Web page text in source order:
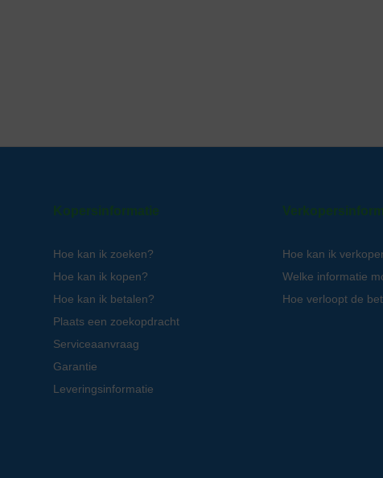
Kopersinformatie
Hoe kan ik zoeken?
Hoe kan ik kopen?
Hoe kan ik betalen?
Plaats een zoekopdracht
Serviceaanvraag
Garantie
Leveringsinformatie
Hoe kan ik
Welke informatie
Hoe verloopt de